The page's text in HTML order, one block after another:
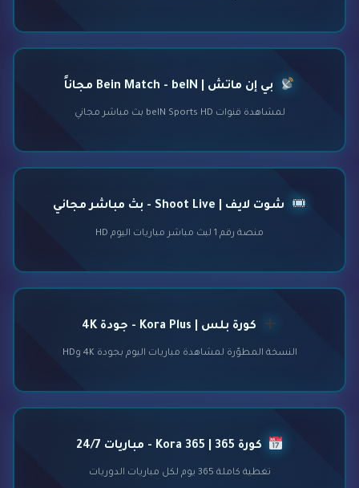
بي إن ماتش | Bein Match - beIN مجاناً
لمشاهدة قنوات beIN Sports HD بث مباشر مجاني
شوت لايف | Shoot Live - بث مباشر مجاني
منصة رقم 1 لبث مباشر مباريات اليوم HD
كورة بلس | Kora Plus - جودة 4K
النسخة المطوّرة لمشاهدة مباريات اليوم بجودة 4K وHD
كورة 365 | Kora 365 - مباريات 24/7
تغطية كاملة 365 يوم لكل مباريات الدوريات